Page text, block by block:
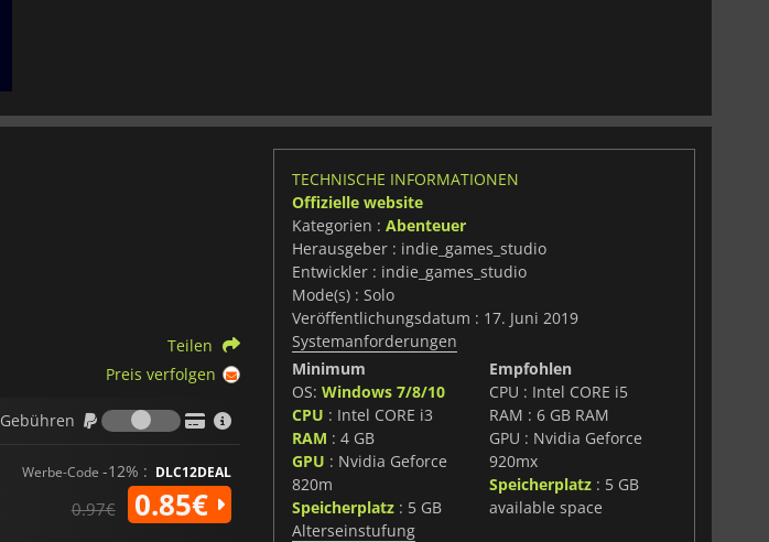
Teilen
Preis verfolgen
Gebühren
Gebühren
Werbe-Code -12% : DLC12DEAL
0.97€ 0.85€
TECHNISCHE INFORMATIONEN
Offizielle website
Kategorien : Abenteuer
Herausgeber : indie_games_studio
Entwickler : indie_games_studio
Mode(s) : Solo
Veröffentlichungsdatum : 17. Juni 2019
Systemanforderungen
Minimum
OS: Windows 7/8/10
CPU : Intel CORE i3
RAM : 4 GB
GPU : Nvidia Geforce
820m
Speicherplatz: 5 GB
Empfohlen
CPU : Intel CORE i5
RAM : 6 GB RAM
GPU : Nvidia Geforce
920mx
Speicherplatz : 5 GB
available space
Alterseinstufung